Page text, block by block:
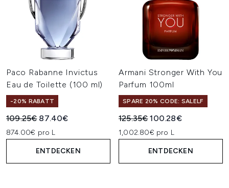
Paco Rabanne Invictus
Eau de Toilette (100 ml)
-20% RABATT
Unverbindliche Preisempfehlung:
109.25€ Aktueller Preis:
87.40€
874.00€ pro L
ENTDECKEN
Armani Stronger With You
Parfum 100ml
SPARE 20% CODE: SALELF
Unverbindliche
125.35€Aktueller Preis:
100.28€
1,002.80€ pro L
ENTDECKEN